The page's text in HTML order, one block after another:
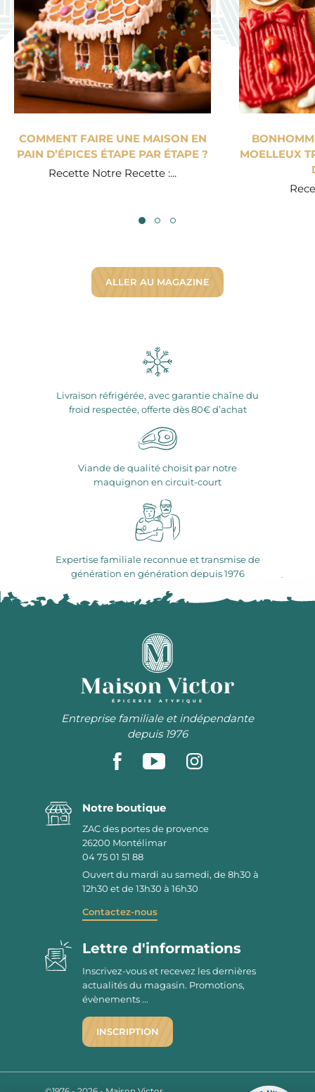
COMMENT FAIRE UNE MAISON EN
PAIN D’ÉPICES ÉTAPE PAR ÉTAPE ?
Recette Notre Recette :...
MOELLEUX
ALLER AU MAGAZINE
Livraison réfrigérée, avec garantie chaîne du
froid respectée, offerte dès 80€ d’achat
Viande de qualité choisit par notre
maquignon en circuit-court
Expertise familiale reconnue et transmise de
génération en génération depuis 1976
ÉPICERIE ATYPIQUE
Entreprise familiale et indépendante
depuis 1976
Notre boutique
ZAC des portes de provence
26200 Montélimar
04 75 01 51 88
Ouvert du mardi au samedi, de 8h30 à
12h30 et de 13h30 à 16h30
Contactez-nous
Lettre d'informations
Inscrivez-vous et recevez les dernières
actualités du magasin. Promotions,
évènements ...
INSCRIPTION